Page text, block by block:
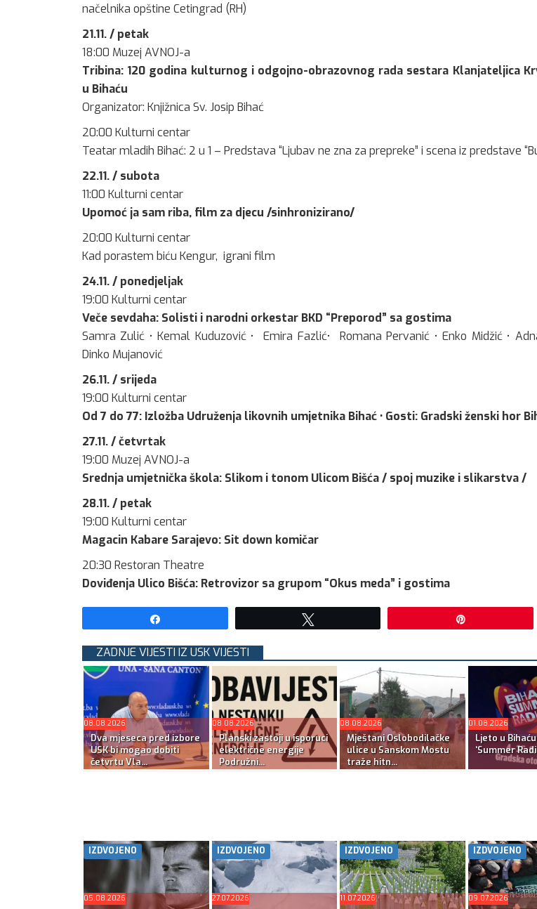
načelnika opštine Cetingrad (RH)
21.11. / petak
18:00 Muzej AVNOJ-a
Tribina: 120 godina kulturnog i odgojno-obrazovnog rada sestara Klanjateljica
u Bihaću
Organizator: Knjižnica Sv. Josip Bihać
20:00 Kulturni centar
Teatar mladih Bihać: 2 u 1 – Predstava “Ljubav ne zna za prepreke” i scena iz predstave
22.11. / subota
11:00 Kulturni centar
Upomoć ja sam riba, film za djecu /sinhronizirano/
20:00 Kulturni centar
Kad porastem biću Kengur, igrani film
24.11. / ponedjeljak
19:00 Kulturni centar
Veče sevdaha: Solisti i narodni orkestar BKD “Preporod” sa gostima
Samra Zulić • Kemal Kuduzović • Emira Fazlić• Romana Pervanić • Enko Midžić •
Dinko Mujanović
26.11. / srijeda
19:00 Kulturni centar
Od 7 do 77: Izložba Udruženja likovnih umjetnika Bihać • Gosti: Gradski ženski hor
27.11. / četvrtak
19:00 Muzej AVNOJ-a
Srednja umjetnička škola: Slikom i tonom Ulicom Bišća / spoj muzike i slikarstva /
28.11. / petak
19:00 Kulturni centar
Magacin Kabare Sarajevo: Sit down komičar
20:30 Restoran Theatre
Doviđenja Ulico Bišća: Retrovizor sa grupom “Okus meda” i gostima
ZADNJE VIJESTI IZ USK VIJESTI
08.08.2026
Dva mjeseca pred izbore
USK bi mogao dobiti
četvrtu Vla...
08.08.2026
Planski zastoji u isporuci
električne energije
Podružni...
08.08.2026
Mještani Oslobodilačke
ulice u Sanskom Mostu
traže hitn...
01.08.2026
Ljeto u
‘Summer
IZDVOJENO
05.08.2026
IZDVOJENO
27.07.2026
IZDVOJENO
11.07.2026
IZDVOJENO
09.07.2026